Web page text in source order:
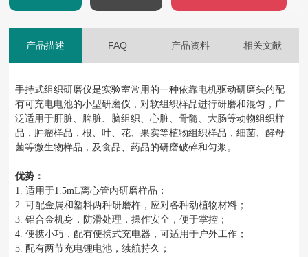
产品描述 FAQ 产品资料 相关文献
手持式组织研磨仪是实验室常用的一种依靠电机驱动研磨头的配
有可充电电池的小型研磨仪，对软组织样品进行研磨和混匀，广
泛适用于肝脏、脾脏、脑组织、心脏、骨髓、大肠等动物组织样
品，肿瘤样品，根、叶、花、果实等植物组织样品，细菌、酵母
菌等微生物样品，及食品、药品的研磨破碎和匀浆。
优势：
1. 适用于1.5mL离心管内研磨样品；
2. 可配金属和塑料两种研磨杵，应对各种动植物材料；
3. 铝合金机身，防滑处理，操作安全，便于掌控；
4. 便携小巧，配有便携式充电器，可适用于户外工作；
5. 配有两节充电锂电池，续航持久；